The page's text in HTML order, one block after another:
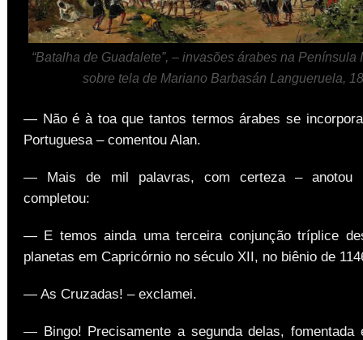
“Batalha de Guadalete”, – invasões árabes na Península
sobre tela de Mariano Barbasán Langueruela,
— Não é à toa que tantos termos árabes se
Portuguesa – comentou Alan.
— Mais de mil palavras, com certeza – anotou
completou:
— E temos ainda uma terceira conjunção tríplice
planetas em Capricórnio no século XII, no biênio de
— As Cruzadas! – exclamei.
— Bingo! Precisamente a segunda delas, fomentada